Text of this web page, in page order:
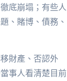
底崩塌；有些人
、賭博、債務、
財產、否認外
事人看清楚目前